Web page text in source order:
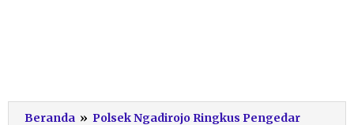
Beranda » Polsek Ngadirojo Ringkus Pengedar